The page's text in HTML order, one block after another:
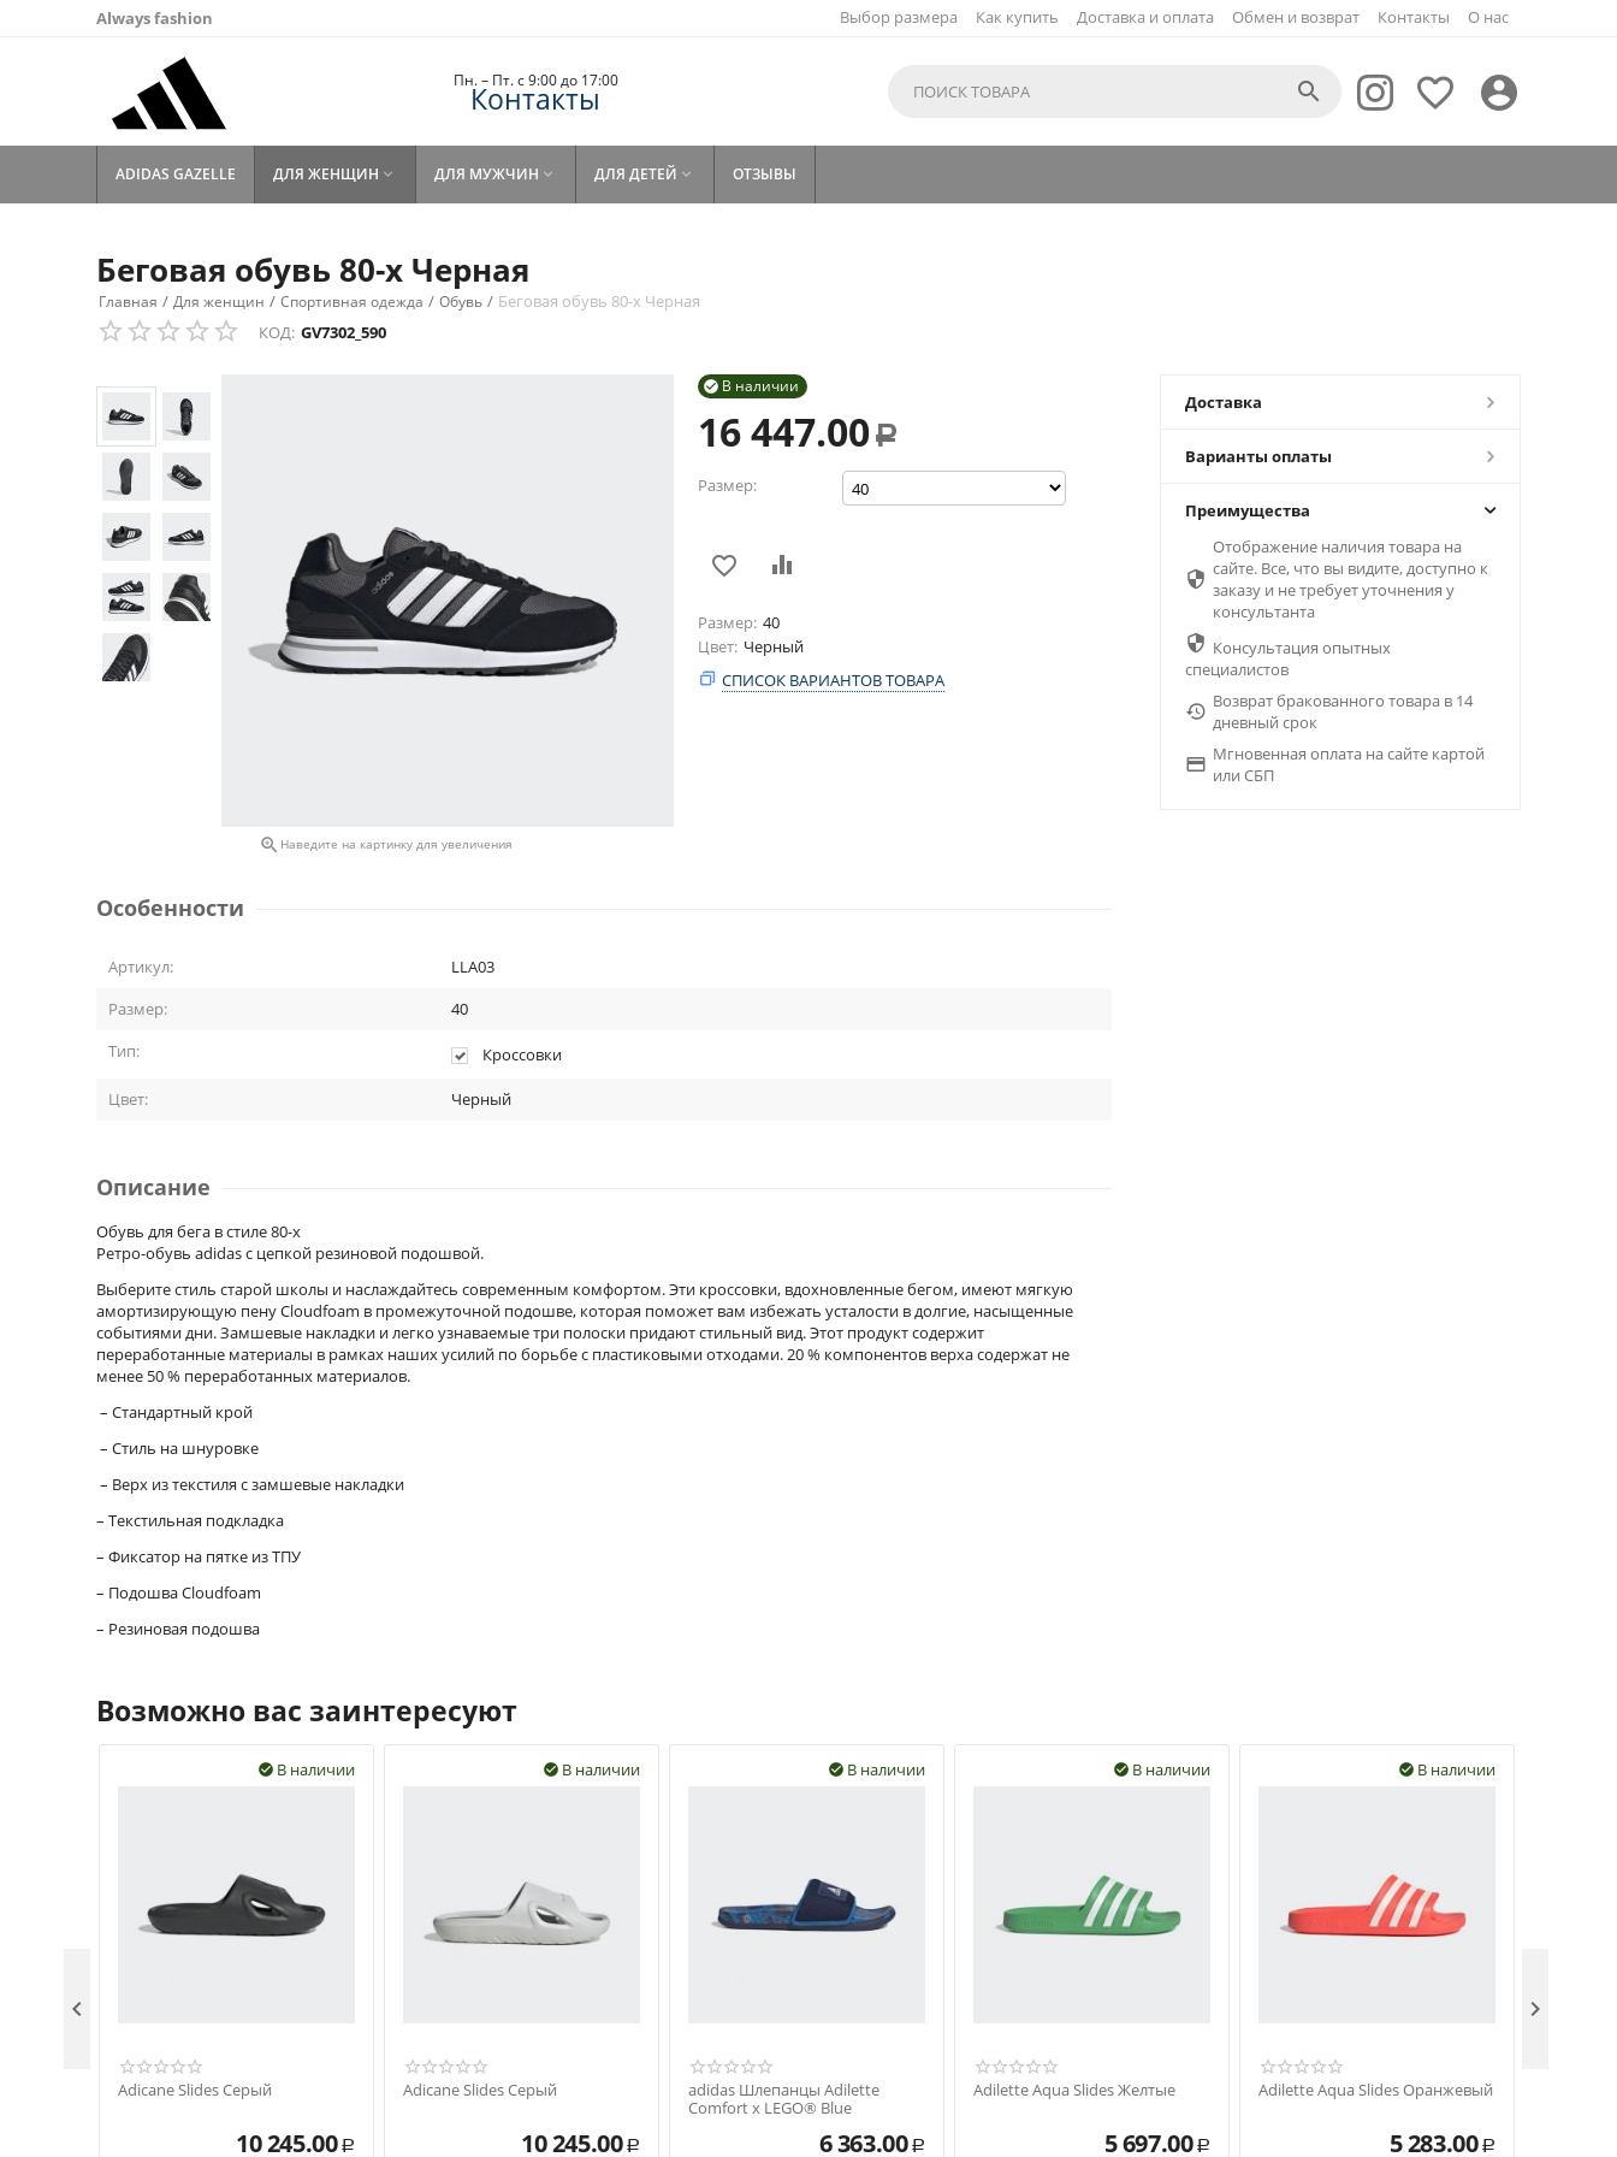
Always fashion Выбор размера Как купить Доставка и оплата Обмен и возврат Контакты О нас
Пн. – Пт. с 9:00 до 17:00
Контакты 


ADIDAS GAZELLE ДЛЯ ЖЕНЩИН  ДЛЯ МУЖЧИН  ДЛЯ ДЕТЕЙ  ОТЗЫВЫ
Беговая обувь 80-х Черная
Главная / Для женщин / Спортивная одежда / Обувь / Беговая обувь 80-х Черная
КОД: GV7302_590
 Наведите на картинку для увеличения
В наличии

16 447.00 Р
Размер:
Размер 40
Цвет Черный
СПИСОК ВАРИАНТОВ ТОВАРА
Доставка
Варианты оплаты
Преимущества

Отображение наличия товара на
сайте. Все, что вы видите, доступно к
заказу и не требует уточнения у
консультанта
 Консультация опытных
специалистов
 Возврат бракованного товара в 14
дневный срок
 Мгновенная оплата на сайте картой
или СБП
Особенности
Артикул:
LLA03
Размер:
40
Тип:
Кроссовки
Цвет: Черный
Описание
Обувь для бега в стиле 80-х
Ретро-обувь adidas с цепкой резиновой подошвой.
Выберите стиль старой школы и наслаждайтесь современным комфортом. Эти кроссовки, вдохновленные бегом, имеют мягкую
амортизирующую пену Cloudfoam в промежуточной подошве, которая поможет вам избежать усталости в долгие, насыщенные
событиями дни. Замшевые накладки и легко узнаваемые три полоски придают стильный вид. Этот продукт содержит
переработанные материалы в рамках наших усилий по борьбе с пластиковыми отходами. 20 % компонентов верха содержат не
менее 50 % переработанных материалов.
– Стандартный крой
– Стиль на шнуровке
– Верх из текстиля с замшевые накладки
– Текстильная подкладка
– Фиксатор на пятке из ТПУ
– Подошва Cloudfoam
– Резиновая подошва
Возможно вас заинтересуют
В наличии

Adicane Slides Серый
10 245.00 Р
В наличии

Adicane Slides Серый
10 245.00 Р
В наличии

adidas Шлепанцы Adilette
Comfort x LEGO® Blue
6 363.00 Р
В наличии

Adilette Aqua Slides Желтые
5 697.00 Р
В наличии

Adilette Aqua Slides Оранжевый
5 283.00 Р
 